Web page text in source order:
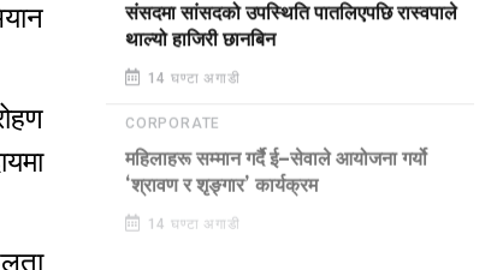
संसदमा सांसदको उपस्थिति पातलिएपछि रास्वपाले
थाल्यो हाजिरी छानबिन
14 घण्टा अगाडी
महिलाहरू सम्मान गर्दै ई–सेवाले आयोजना गर्यो
‘श्रावण र शृङ्गार’ कार्यक्रम